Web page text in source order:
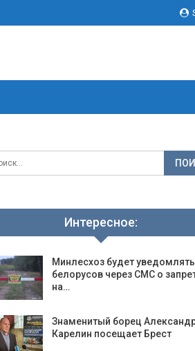
Интересное:
Минлесхоз будет уведомлять
белорусов через СМС о
на…
Знаменитый борец
Карелин посещает Брест